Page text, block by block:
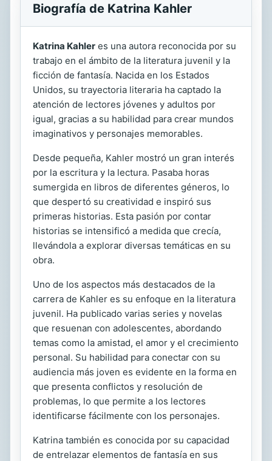
Biografía de Katrina Kahler
Katrina Kahler es una autora reconocida por su
trabajo en el ámbito de la literatura juvenil y la
ficción de fantasía. Nacida en los Estados
Unidos, su trayectoria literaria ha captado la
atención de lectores jóvenes y adultos por
igual, gracias a su habilidad para crear mundos
imaginativos y personajes memorables.
Desde pequeña, Kahler mostró un gran interés
por la escritura y la lectura. Pasaba horas
sumergida en libros de diferentes géneros, lo
que despertó su creatividad e inspiró sus
primeras historias. Esta pasión por contar
historias se intensificó a medida que crecía,
llevándola a explorar diversas temáticas en su
obra.
Uno de los aspectos más destacados de la
carrera de Kahler es su enfoque en la literatura
juvenil. Ha publicado varias series y novelas
que resuenan con adolescentes, abordando
temas como la amistad, el amor y el crecimiento
personal. Su habilidad para conectar con su
audiencia más joven es evidente en la forma en
que presenta conflictos y resolución de
problemas, lo que permite a los lectores
identificarse fácilmente con los personajes.
Katrina también es conocida por su capacidad
de entrelazar elementos de fantasía en sus